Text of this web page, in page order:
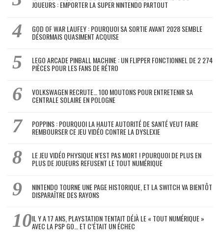
JOUEURS : EMPORTER LA SUPER NINTENDO PARTOUT
GOD OF WAR LAUFEY : POURQUOI SA SORTIE AVANT 2028 SEMBLE
DÉSORMAIS QUASIMENT ACQUISE
LEGO ARCADE PINBALL MACHINE : UN FLIPPER FONCTIONNEL DE 2 274
PIÈCES POUR LES FANS DE RÉTRO
VOLKSWAGEN RECRUTE… 100 MOUTONS POUR ENTRETENIR SA
CENTRALE SOLAIRE EN POLOGNE
POPPINS : POURQUOI LA HAUTE AUTORITÉ DE SANTÉ VEUT FAIRE
REMBOURSER CE JEU VIDÉO CONTRE LA DYSLEXIE
LE JEU VIDÉO PHYSIQUE N’EST PAS MORT ! POURQUOI DE PLUS EN
PLUS DE JOUEURS REFUSENT LE TOUT NUMÉRIQUE
NINTENDO TOURNE UNE PAGE HISTORIQUE, ET LA SWITCH VA BIENTÔT
DISPARAÎTRE DES RAYONS
IL Y A 17 ANS, PLAYSTATION TENTAIT DÉJÀ LE « TOUT NUMÉRIQUE »
AVEC LA PSP GO… ET C’ÉTAIT UN ÉCHEC